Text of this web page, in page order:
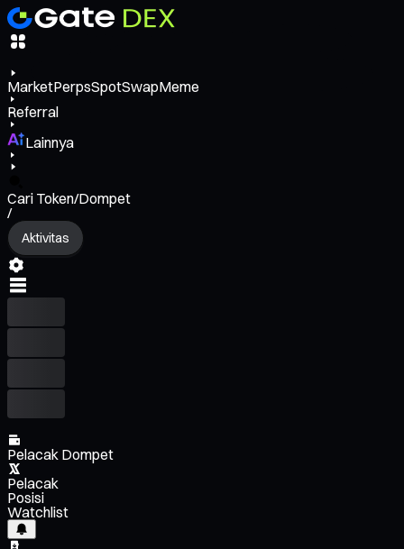
MarketPerpsSpotSwapMeme
Referral
Lainnya
Cari Token/Dompet
/
Aktivitas
Pelacak Dompet
Pelacak
Posisi
Watchlist